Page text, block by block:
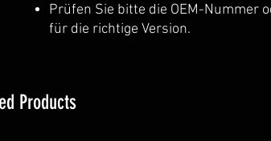
Prüfen Sie bitte die OEM-Nummer
für die richtige Version.
Products